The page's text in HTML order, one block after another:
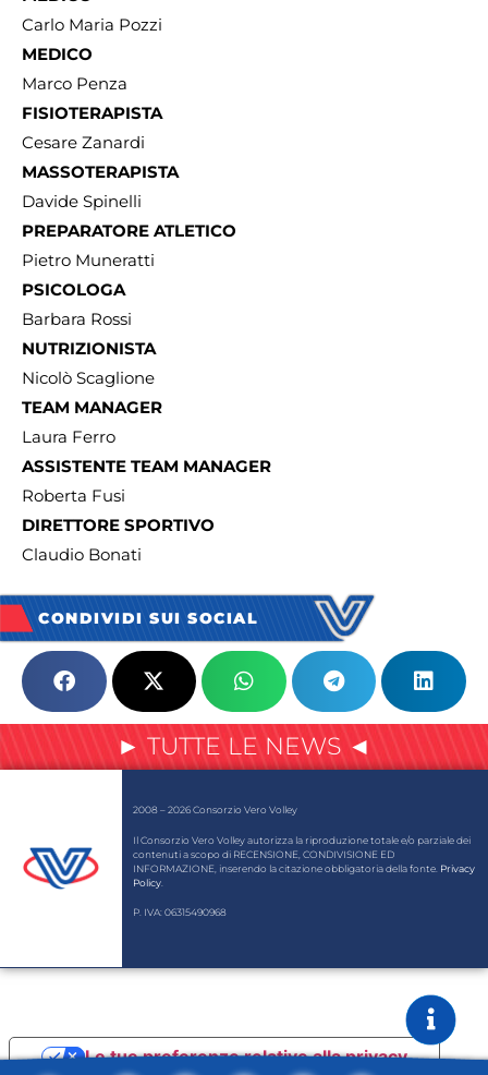
Carlo Maria Pozzi
MEDICO
Marco Penza
FISIOTERAPISTA
Cesare Zanardi
MASSOTERAPISTA
Davide Spinelli
PREPARATORE ATLETICO
Pietro Muneratti
PSICOLOGA
Barbara Rossi
NUTRIZIONISTA
Nicolò Scaglione
TEAM MANAGER
Laura Ferro
ASSISTENTE TEAM MANAGER
Roberta Fusi
DIRETTORE SPORTIVO
Claudio Bonati
CONDIVIDI SUI SOCIAL
► TUTTE LE NEWS ◄
2008 – 2026 Consorzio Vero Volley
Il Consorzio Vero Volley autorizza la riproduzione totale e/o parziale dei
contenuti a scopo di RECENSIONE, CONDIVISIONE ED
INFORMAZIONE, inserendo la citazione obbligatoria della fonte. Privacy
Policy
P. IVA: 06315490968
Le tue preferenze relative alla privacy